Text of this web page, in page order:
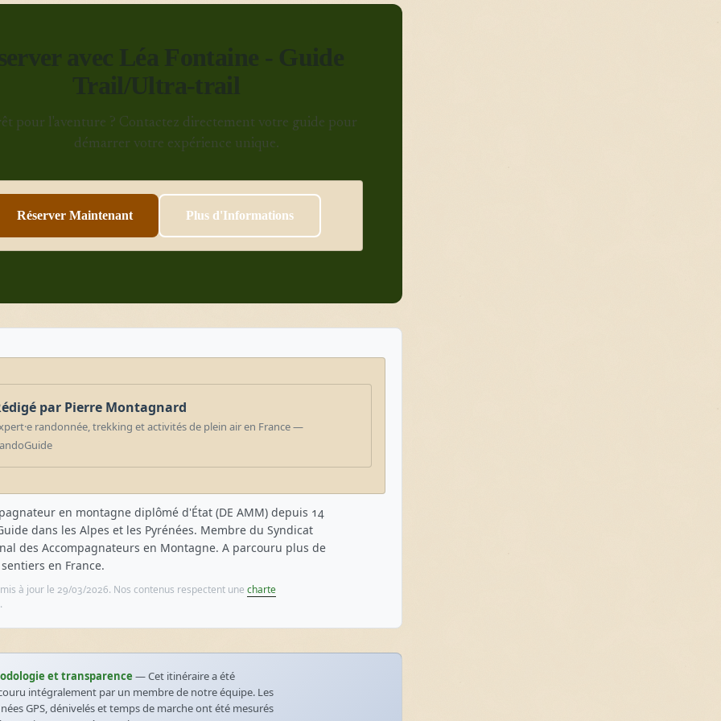
pour l'aventure ? Contactez directement votre guide pour
démarrer votre expérience unique.
Réserver Maintenant Plus d'Informations
par Pierre Montagnard
randonnée, trekking et activités de plein air en France —
en montagne diplômé d'État (DE AMM) depuis 14
dans les Alpes et les Pyrénées. Membre du Syndicat
des Accompagnateurs en Montagne. A parcouru plus de
en France.
à jour le 29/03/2026. Nos contenus respectent une charte
.
et transparence — Cet itinéraire a été
intégralement par un membre de notre équipe. Les
GPS, dénivelés et temps de marche ont été mesurés